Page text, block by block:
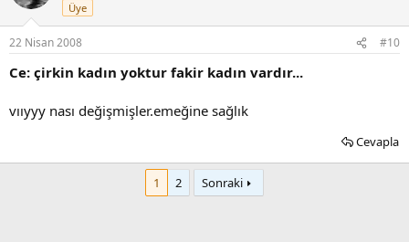
Üye
22 Nisan 2008 #10
Ce: çirkin kadın yoktur fakir kadın vardır...
vııyyy nası değişmişler.emeğine sağlık
Cevapla
1 2 Sonraki